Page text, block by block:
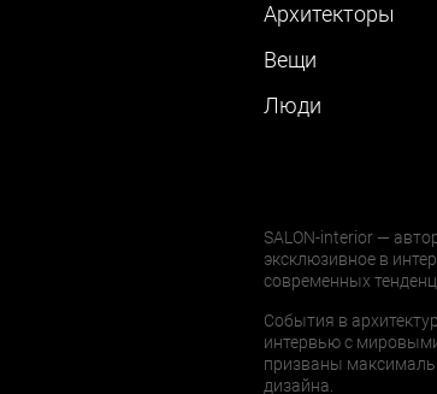
Архитекторы
Вещи
Люди
SALON-interior —
эксклюзивное в
современных
События в
интервью с
призваны
дизайна.